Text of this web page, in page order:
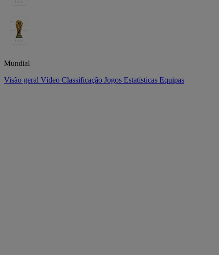
Mundial
Visão geral Vídeo Classificação Jogos Estatísticas Equipas